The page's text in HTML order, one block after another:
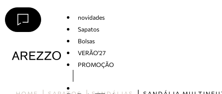
novidades
Sapatos
Bolsas
VERÃO'27
PROMOÇÃO